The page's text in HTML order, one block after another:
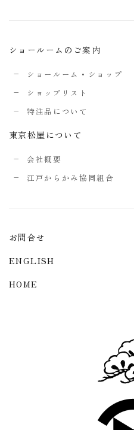
ショールームのご案内
ショールーム・ショップ
ショップリスト
特注品について
東京松屋について
会社概要
江戸からかみ協同組合
お問合せ
ENGLISH
HOME